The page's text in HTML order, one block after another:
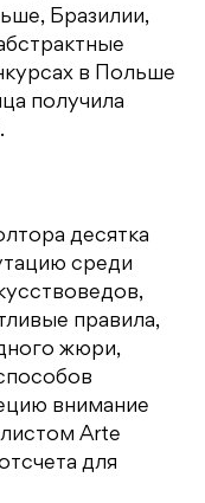
Бразилии,
в Польше
получила
десятка
среди
правила,
жюри,
внимание
Arte
для